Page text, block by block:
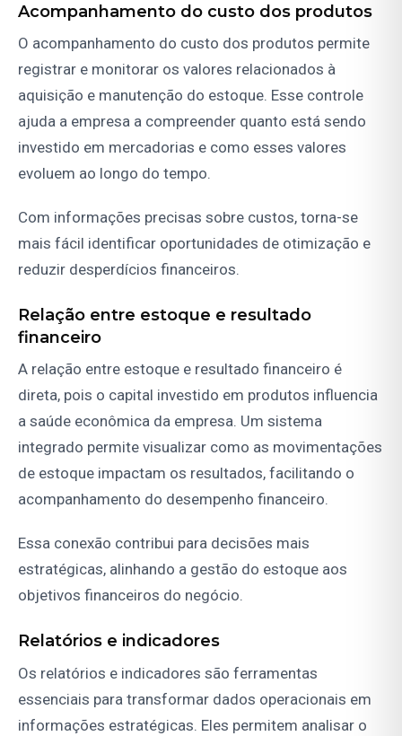
Acompanhamento do custo dos produtos
O acompanhamento do custo dos produtos permite
registrar e monitorar os valores relacionados à
aquisição e manutenção do estoque. Esse controle
ajuda a empresa a compreender quanto está sendo
investido em mercadorias e como esses valores
evoluem ao longo do tempo.
Com informações precisas sobre custos, torna-se
mais fácil identificar oportunidades de otimização e
reduzir desperdícios financeiros.
Relação entre estoque e resultado
financeiro
A relação entre estoque e resultado financeiro é
direta, pois o capital investido em produtos influencia
a saúde econômica da empresa. Um sistema
integrado permite visualizar como as movimentações
de estoque impactam os resultados, facilitando o
acompanhamento do desempenho financeiro.
Essa conexão contribui para decisões mais
estratégicas, alinhando a gestão do estoque aos
objetivos financeiros do negócio.
Relatórios e indicadores
Os relatórios e indicadores são ferramentas
essenciais para transformar dados operacionais em
informações estratégicas. Eles permitem analisar o